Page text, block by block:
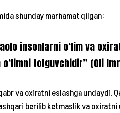
shunday marhamat qilgan:
insonlarni o‘lim va
totguvchidir” (Oli
va oxiratni eslashga undaydi.
berilib ketmaslik va